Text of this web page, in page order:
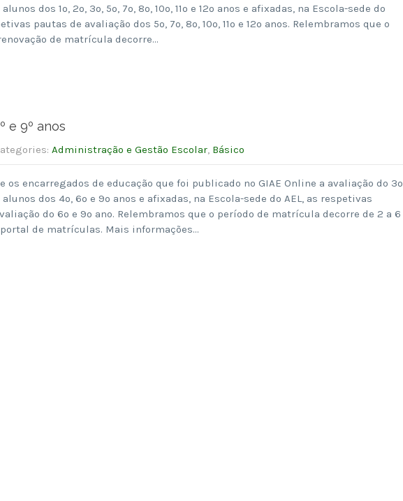
dos 1º, 2º, 3º, 5º, 7º, 8º, 10º, 11º e 12º anos e afixadas, na Escola-sede do
pautas de avaliação dos 5º, 7º, 8º, 10º, 11º e 12º anos. Relembramos que o
de matrícula decorre…
e 9º anos
Administração e Gestão Escolar, Básico
os encarregados de educação que foi publicado no GIAE Online a avaliação do 3º
dos 4º, 6º e 9º anos e afixadas, na Escola-sede do AEL, as respetivas
do 6º e 9º ano. Relembramos que o período de matrícula decorre de 2 a 6
de matrículas. Mais informações…